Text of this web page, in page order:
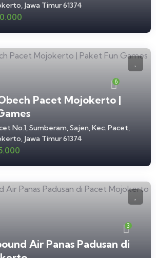
Jawa Timur 61374
6
Pacet Mojokerto |
No.1, Sumberam, Sajen, Kec. Pacet,
Jawa Timur 61374
3
Air Panas Padusan di